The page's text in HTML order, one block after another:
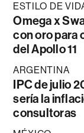
ESTILO DE
Omega x
con oro para
del Apollo 11
ARGENTINA
IPC de julio
sería la
consultoras